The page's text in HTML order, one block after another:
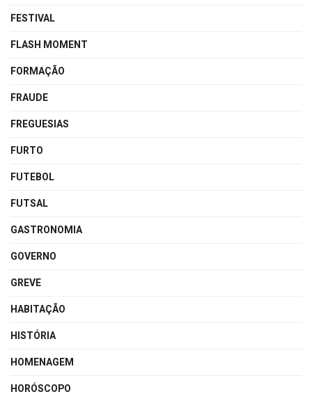
FESTIVAL
FLASH MOMENT
FORMAÇÃO
FRAUDE
FREGUESIAS
FURTO
FUTEBOL
FUTSAL
GASTRONOMIA
GOVERNO
GREVE
HABITAÇÃO
HISTÓRIA
HOMENAGEM
HORÓSCOPO